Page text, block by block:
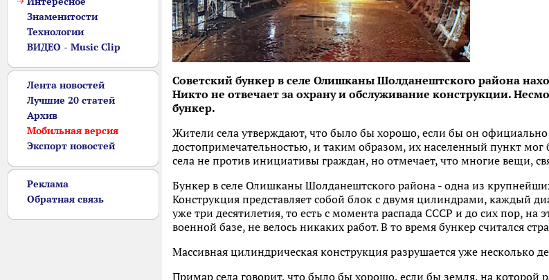
Знаменитости
Технологии
ВИДЕО - Music Clip
Лента новостей
Лучшие 20 статей
Архив
Мобильная версия
Экспорт новостей
Реклама
Обратная связь
Советский бункер в селе Олишканы Шолданештского района
Никто не отвечает за охрану и обслуживание конструкции.
бункер.
Жители села утверждают, что было бы хорошо, если бы он официально
достопримечательностью, и таким образом, их населенный пункт
села не против инициативы граждан, но отмечает, что многие вещи,
Бункер в селе Олишканы Шолданештского района - одна из
Конструкция представляет собой блок с двумя цилиндрами, каждый
уже три десятилетия, то есть с момента распада СССР и до сих пор, на
военной базе, не велось никаких работ. В то время бункер считался
Массивная цилиндрическая конструкция разрушается уже несколько
Примар села говорит, что было бы хорошо, если бы земля, на которой